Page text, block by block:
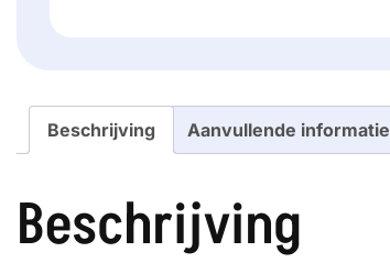
Beschrijving Aanvullende informatie
Beschrijving